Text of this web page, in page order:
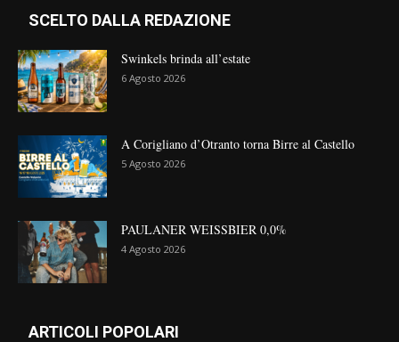
SCELTO DALLA REDAZIONE
Swinkels brinda all’estate
6 Agosto 2026
A Corigliano d’Otranto torna Birre al Castello
5 Agosto 2026
PAULANER WEISSBIER 0,0%
4 Agosto 2026
ARTICOLI POPOLARI